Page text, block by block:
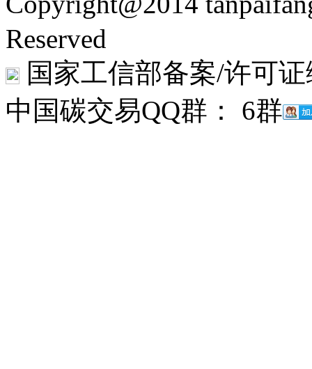
Reserved
国家工信部备案/许可
中国碳交易QQ群： 6群